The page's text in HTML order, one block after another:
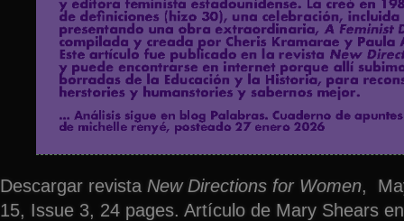
Descargar revista New Directions for Women,
15, Issue 3, 24 pages. Artículo de Mary Shears